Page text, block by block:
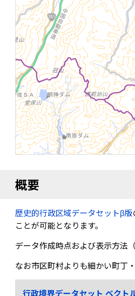
概要
歴史的行政区域データセットβ版
ことが可能となります。
データ作成時点および表示方法
なお市区町村よりも細かい町丁
行政境界データセット ベクト